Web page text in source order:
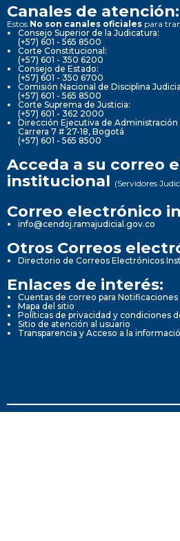
Canales de atención:
Estos No son canales oficiales para
Consejo Superior de la Judicatura:
(+57) 601 - 565 8500
Corte Constitucional:
(+57) 601 - 350 6200
Consejo de Estado:
(+57) 601 - 350 6700
Comisión Nacional de Disciplina
(+57) 601 - 565 8500
Corte Suprema de Justicia:
(+57) 601 - 362 2000
Dirección Ejecutiva de Administración
Carrera 7 # 27-18, Bogotá
(+57) 601 - 565 8500
Acceda a su correo
institucional (Servidores
Correo electrónico
info@cendoj.ramajudicial.gov.co
Otros Correos
Directorio de Correos Electrónicos
Enlaces de interés:
Cuentas de correo para Notificaciones
Mapa del sitio
Políticas de privacidad y condiciones
Sitio de atención al usuario
Transparencia y Acceso a la